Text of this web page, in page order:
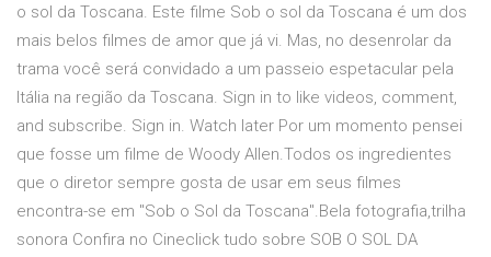
o sol da Toscana. Este filme Sob o sol da Toscana é um dos
mais belos filmes de amor que já vi. Mas, no desenrolar da
trama você será convidado a um passeio espetacular pela
Itália na região da Toscana. Sign in to like videos, comment,
and subscribe. Sign in. Watch later Por um momento pensei
que fosse um filme de Woody Allen.Todos os ingredientes
que o diretor sempre gosta de usar em seus filmes
encontra-se em "Sob o Sol da Toscana".Bela fotografia,trilha
sonora Confira no Cineclick tudo sobre SOB O SOL DA